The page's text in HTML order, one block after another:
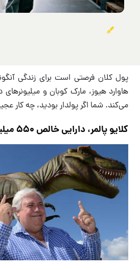
پول کلان فرصتی است برای زندگی
هاوارد هیوز، مارک کوبان و
می‌کند. شما اگر پولدار بودید، چه کار
کلایو پالمر، دارایی خالص ۵۵۰ میلیون دلار